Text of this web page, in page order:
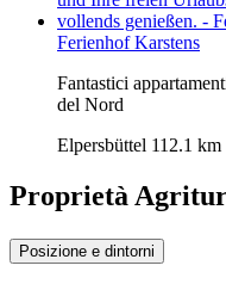
Ferienhof Karstens
Fantastici
del Nord
Elpersbüttel 112.1 km
Proprietà
Posizione e dintorni